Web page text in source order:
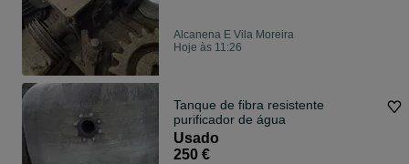
Alcanena E Vila Moreira
Hoje às 11:26
Tanque de fibra resistente
purificador de água
Usado
250 €